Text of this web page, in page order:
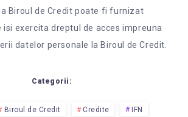
Biroul de Credit poate fi furnizat
isi exercita dreptul de acces impreuna
datelor personale la Biroul de Credit.
Categorii:
Biroul de Credit Credite IFN